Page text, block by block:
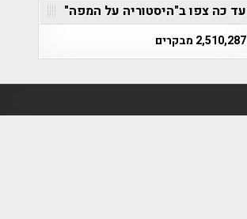
עד כה צפו ב"היסטוריה על המפה"
2,510,287 מבקרים